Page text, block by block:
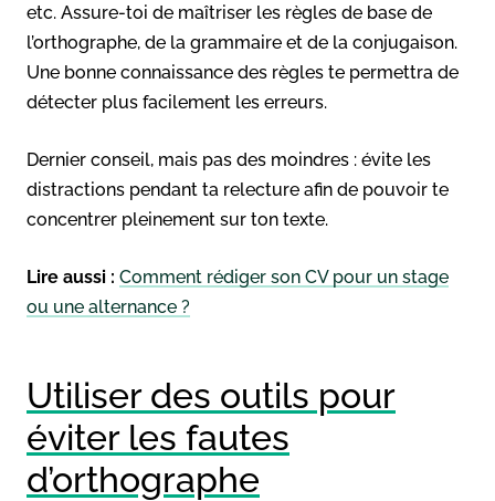
etc. Assure-toi de maîtriser les règles de base de
l’orthographe, de la grammaire et de la conjugaison.
Une bonne connaissance des règles te permettra de
détecter plus facilement les erreurs.
Dernier conseil, mais pas des moindres : évite les
distractions pendant ta relecture afin de pouvoir te
concentrer pleinement sur ton texte.
Lire aussi : Comment rédiger son CV pour un stage
ou une alternance ?
Utiliser des outils pour
éviter les fautes
d’orthographe